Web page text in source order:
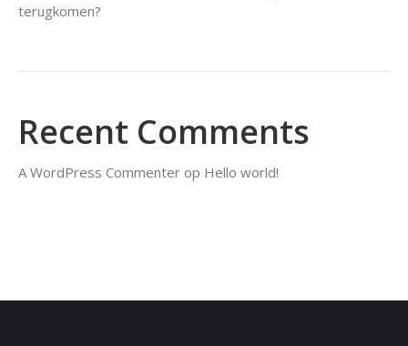
terugkomen?
Recent Comments
A WordPress Commenter op Hello world!